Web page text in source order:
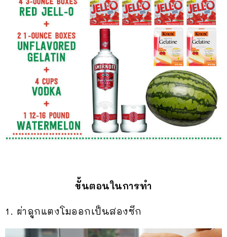
ขั้นตอนในการทำ
1. ผ่าลูกแตงโมออกเป็นสองซีก